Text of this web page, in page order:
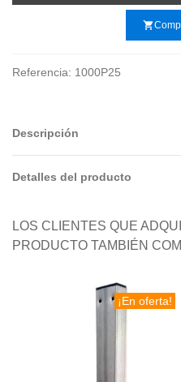
shopping_cart
Referencia: 1000P25
Descripción
Detalles del producto
LOS CLIENTES QUE
PRODUCTO TAMBIÉN
¡En oferta!